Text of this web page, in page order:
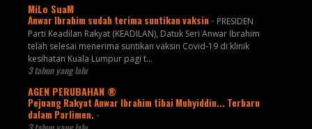
MiLo SuaM
Anwar Ibrahim sudah terima suntikan vaksin - PRESIDEN
Parti Keadilan Rakyat (KEADILAN), Datuk Seri Anwar Ibrahim
telah selesai menerima suntikan vaksin Covid-19 di klinik
kesihatan Kuala Lumpur pagi t...
3 tahun yang lalu
AGEN PERUBAHAN ®
Pejuang Rakyat Anwar Ibrahim tibai Muhyiddin... Terbaru
dalam Parlimen. -